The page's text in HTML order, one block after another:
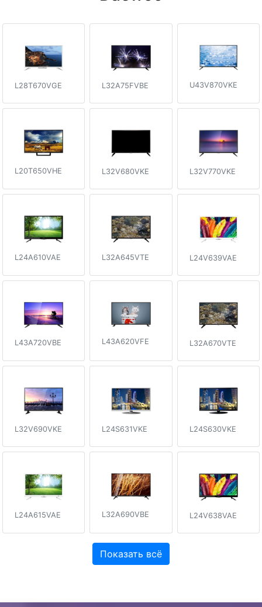
L28T670VGE L32A75FVBE U43V870VKE
L20T650VHE L32V680VKE L32V770VKE
L24A610VAE L32A645VTE L24V639VAE
L43A720VBE L43A620VFE L32A670VTE
L32V690VKE L24S631VKE L24S630VKE
L24A615VAE L32A690VBE L24V638VAE
Показать всё